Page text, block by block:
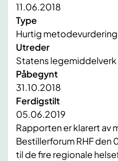
11.06.2018
Type
Hurtig metodevurdering
Utreder
Statens legemiddelverk
Påbegynt
31.10.2018
Ferdigstilt
05.06.2019
Rapporten er klarert av
Bestillerforum RHF den
til de fire regionale